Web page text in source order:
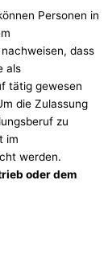
Personen in
dass
als
tätig gewesen
die Zulassung
zu
im
werden.
oder dem